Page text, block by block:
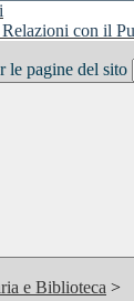
con il
le pagine del sito
e Biblioteca >